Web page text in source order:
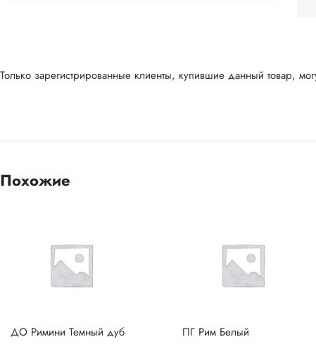
Только зарегистрированные клиенты, купившие данный товар,
Похожие
ДО Римини Темный дуб
ПГ Рим Белый